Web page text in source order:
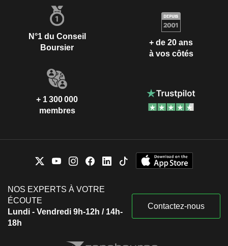
N°1 du Conseil
Boursier
+ de 20 ans
à vos côtés
+ 1 300 000
membres
NOS EXPERTS À VOTRE
ÉCOUTE
Lundi - Vendredi 9h-12h / 14h-
18h
Contactez-nous